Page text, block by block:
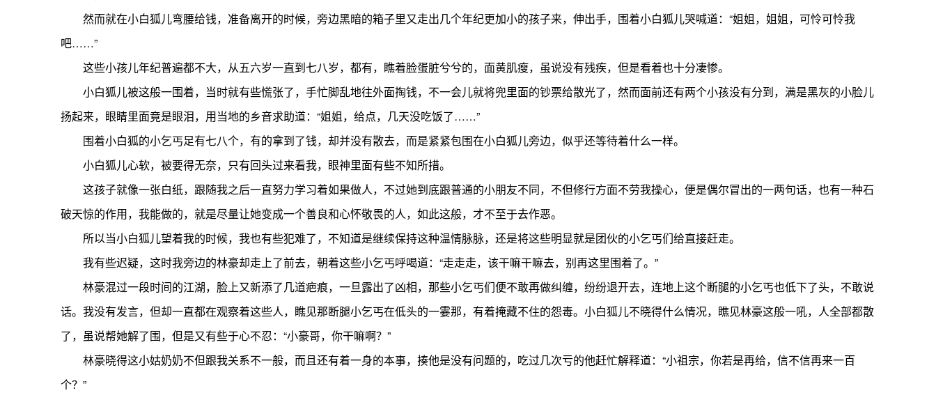
然而就在小白狐儿弯腰给钱，准备离开的时候，旁边黑暗的箱子里又走出几个年纪更加小的孩子来，伸出手，围着小白狐儿哭喊道：“姐姐，姐姐，可怜可怜我
吧……”
这些小孩儿年纪普遍都不大，从五六岁一直到七八岁，都有，瞧着脸蛋脏兮兮的，面黄肌瘦，虽说没有残疾，但是看着也十分凄惨。
小白狐儿被这般一围着，当时就有些慌张了，手忙脚乱地往外面掏钱，不一会儿就将兜里面的钞票给散光了，然而面前还有两个小孩没有分到，满是黑灰的小脸儿
扬起来，眼睛里面竟是眼泪，用当地的乡音求助道：“姐姐，给点，几天没吃饭了……”
围着小白狐的小乞丐足有七八个，有的拿到了钱，却并没有散去，而是紧紧包围在小白狐儿旁边，似乎还等待着什么一样。
小白狐儿心软，被要得无奈，只有回头过来看我，眼神里面有些不知所措。
这孩子就像一张白纸，跟随我之后一直努力学习着如果做人，不过她到底跟普通的小朋友不同，不但修行方面不劳我操心，便是偶尔冒出的一两句话，也有一种石
破天惊的作用，我能做的，就是尽量让她变成一个善良和心怀敬畏的人，如此这般，才不至于去作恶。
所以当小白狐儿望着我的时候，我也有些犯难了，不知道是继续保持这种温情脉脉，还是将这些明显就是团伙的小乞丐们给直接赶走。
我有些迟疑，这时我旁边的林豪却走上了前去，朝着这些小乞丐呼喝道：“走走走，该干嘛干嘛去，别再这里围着了。”
林豪混过一段时间的江湖，脸上又新添了几道疤痕，一旦露出了凶相，那些小乞丐们便不敢再做纠缠，纷纷退开去，连地上这个断腿的小乞丐也低下了头，不敢说
话。我没有发言，但却一直都在观察着这些人，瞧见那断腿小乞丐在低头的一霎那，有着掩藏不住的怨毒。小白狐儿不晓得什么情况，瞧见林豪这般一吼，人全部都散
了，虽说帮她解了围，但是又有些于心不忍：“小豪哥，你干嘛啊？”
林豪晓得这小姑奶奶不但跟我关系不一般，而且还有着一身的本事，揍他是没有问题的，吃过几次亏的他赶忙解释道：“小祖宗，你若是再给，信不信再来一百
个？”